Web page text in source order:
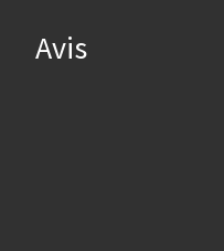
Avis